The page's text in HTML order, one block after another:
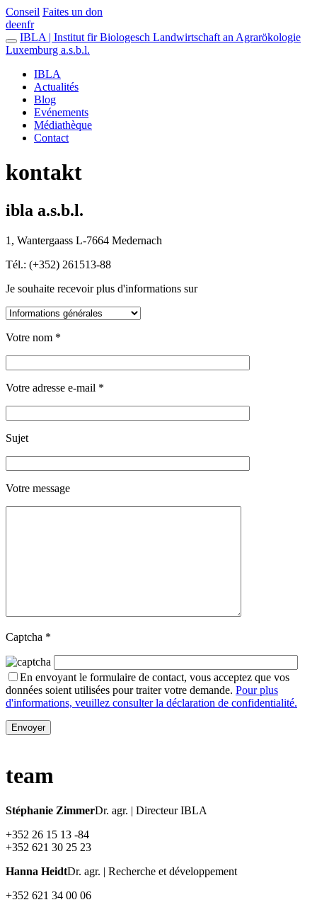
Conseil Faites un don
deenfr
IBLA | Institut fir Biologesch Landwirtschaft an Agrarökologie
Luxemburg a.s.b.l.
IBLA
Actualités
Blog
Evénements
Médiathèque
Contact
kontakt
ibla a.s.b.l.
1, Wantergaass L-7664 Medernach
Tél.: (+352) 261513-88
Je souhaite recevoir plus d'informations sur
Votre nom *
Votre adresse e-mail *
Sujet
Votre message
Captcha *
En envoyant le formulaire de contact, vous acceptez que vos
données soient utilisées pour traiter votre demande. Pour plus
d'informations, veuillez consulter la déclaration de confidentialité.
team
Stéphanie ZimmerDr. agr. | Directeur IBLA
+352 26 15 13 -84
+352 621 30 25 23
Hanna HeidtDr. agr. | Recherche et développement
+352 621 34 00 06